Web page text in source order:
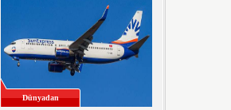
Dünyadan